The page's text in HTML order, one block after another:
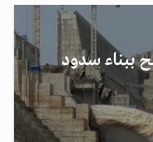
ببناء سدود